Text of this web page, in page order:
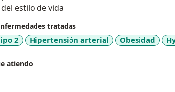
estilo de vida
tratadas
2 Hipertensión arterial Obesidad
atiendo